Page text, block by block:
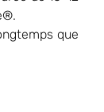
que